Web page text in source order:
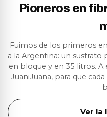
Pioneros en
Fuimos de los primeros
a la Argentina: un
en bloque y en 35 litros.
JuaniJuana, para que
Ver la